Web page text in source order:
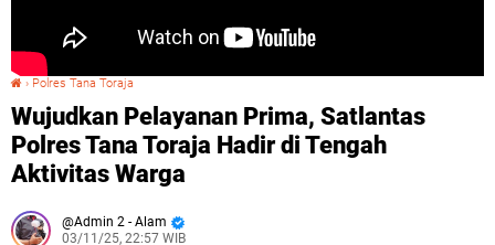
› Polres Tana Toraja
Wujudkan Pelayanan Prima, Satlantas
Polres Tana Toraja Hadir di Tengah
Aktivitas Warga
Admin 2 - Alam
03/11/25, 22:57 WIB